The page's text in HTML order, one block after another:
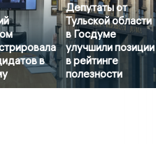
в
Депутаты от
Тульской области
в Госдуме
улучшили позиции
в рейтинге
полезности